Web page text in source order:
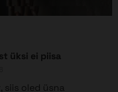
üksi ei piisa
siis oled üsna